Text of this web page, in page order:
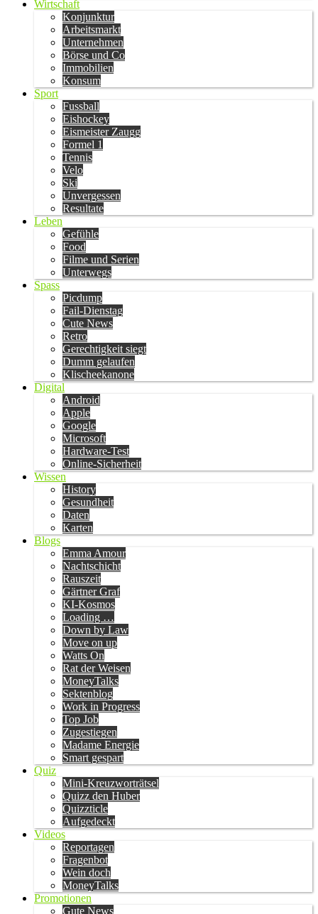
Wirtschaft
Konjunktur
Arbeitsmarkt
Unternehmen
Börse und Co
Immobilien
Konsum
Sport
Fussball
Eishockey
Eismeister Zaugg
Formel 1
Tennis
Velo
Ski
Unvergessen
Resultate
Leben
Gefühle
Food
Filme und Serien
Unterwegs
Spass
Picdump
Fail-Dienstag
Cute News
Retro
Gerechtigkeit siegt
Dumm gelaufen
Klischeekanone
Digital
Android
Apple
Google
Microsoft
Hardware-Test
Online-Sicherheit
Wissen
History
Gesundheit
Daten
Karten
Blogs
Emma Amour
Nachtschicht
Rauszeit
Gärtner Graf
KI-Kosmos
Loading …
Down by Law
Move on up
Watts On
Rat der Weisen
MoneyTalks
Sektenblog
Work in Progress
Top Job
Zugestiegen
Madame Energie
Smart gespart
Quiz
Mini-Kreuzworträtsel
Quizz den Huber
Quizzticle
Aufgedeckt
Videos
Reportagen
Fragenbot
Wein doch
MoneyTalks
Promotionen
Gute News